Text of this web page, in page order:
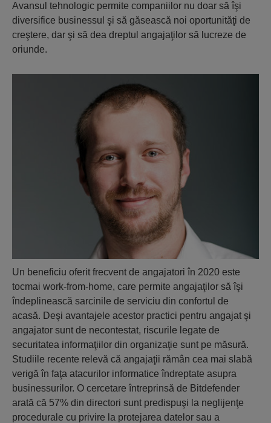
Avansul tehnologic permite companiilor nu doar să îşi
diversifice businessul şi să găsească noi oportunităţi de
creştere, dar şi să dea dreptul angajaţilor să lucreze de
oriunde.
Un beneficiu oferit frecvent de angajatori în 2020 este
tocmai work-from-home, care permite angajaţilor să îşi
îndeplinească sarcinile de serviciu din confortul de
acasă. Deşi avantajele acestor practici pentru angajat şi
angajator sunt de necontestat, riscurile legate de
securitatea informaţiilor din organizaţie sunt pe măsură.
Studiile recente relevă că angajaţii rămân cea mai slabă
verigă în faţa atacurilor informatice îndreptate asupra
businessurilor. O cercetare întreprinsă de Bitdefender
arată că 57% din directori sunt predispuşi la neglijenţe
procedurale cu privire la protejarea datelor sau a